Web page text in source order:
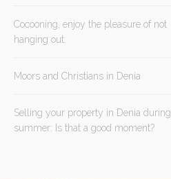
Cocooning, enjoy the pleasure of not
hanging out.
Moors and Christians in Denia
Selling your property in Denia during
summer: Is that a good moment?